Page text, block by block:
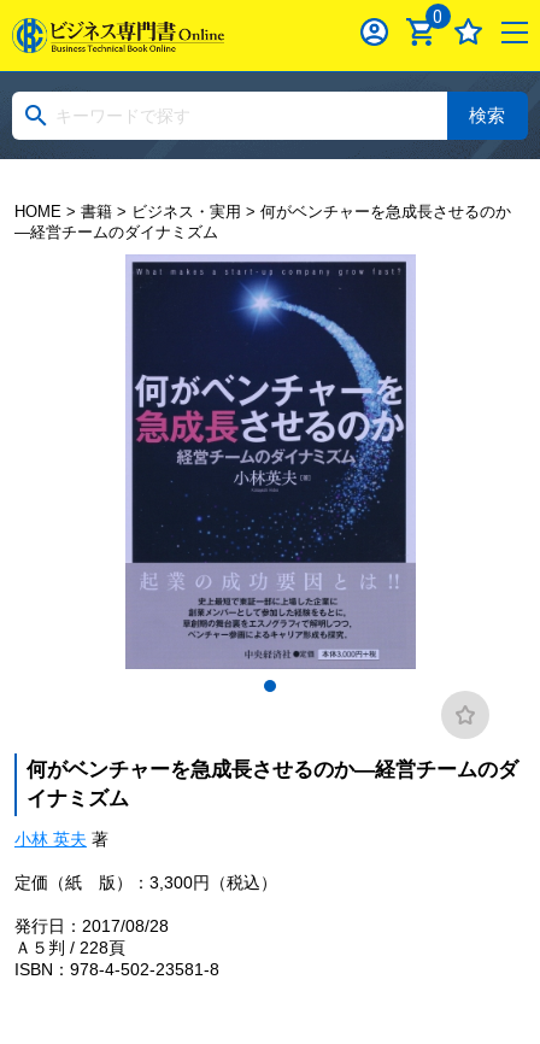
0
検索
HOME> 書籍> ビジネス・実用 > 何がベンチャーを急成長させるのか
―経営チームのダイナミズム
何がベンチャーを急成長させるのか―経営チームのダ
イナミズム
小林 英夫 著
定価（紙 版）：3,300円（税込）
発行日：2017/08/28
Ａ５判 / 228頁
ISBN：978-4-502-23581-8